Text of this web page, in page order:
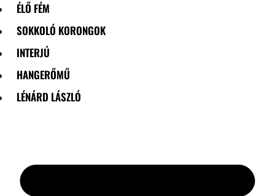
ÉLŐ FÉM
SOKKOLÓ KORONGOK
INTERJÚ
HANGERŐMŰ
LÉNÁRD LÁSZLÓ